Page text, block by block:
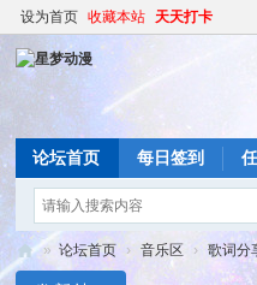
设为首页 收藏本站 天天打卡
论坛首页 每日签到
» 论坛首页 › 音乐区 › 歌词分